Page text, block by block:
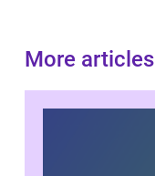
More articles